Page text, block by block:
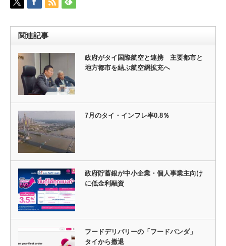
関連記事
政府がタイ国際航空と連携 主要都市と
地方都市を結ぶ航空網拡充へ
7月のタイ・インフレ率0.8％
政府貯蓄銀が中小企業・個人事業主向け
に低金利融資
フードデリバリーの「フードパンダ」
タイから撤退